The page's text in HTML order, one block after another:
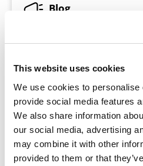
This website uses cookies
We use cookies to personalise
provide social media features
We also share information
our social media, advertising
may combine it with other
provided to them or that
Blog
waarin ze laten zien wat ze
Naast vakkennis,
bijvoorbeeld presentatie-
van zo’n